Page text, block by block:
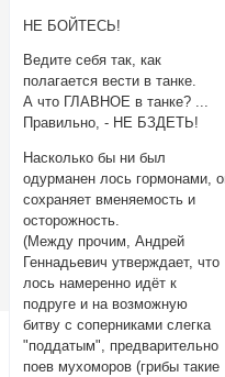
НЕ БОЙТЕСЬ!
Ведите себя так, как
полагается вести в танке.
А что ГЛАВНОЕ в танке? ...
Правильно, - НЕ БЗДЕТЬ!
Насколько бы ни был
одурманен лось гормонами,
сохраняет вменяемость и
осторожность.
(Между прочим, Андрей
Геннадьевич утверждает, что
лось намеренно идёт к
подруге и на возможную
битву с соперниками слегка
"поддатым", предварительно
поев мухоморов (грибы такие